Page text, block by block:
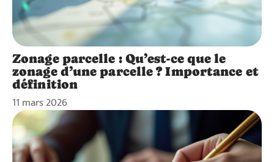
Zonage parcelle : Qu’est-ce que le
zonage d’une parcelle ? Importance et
définition
11 mars 2026